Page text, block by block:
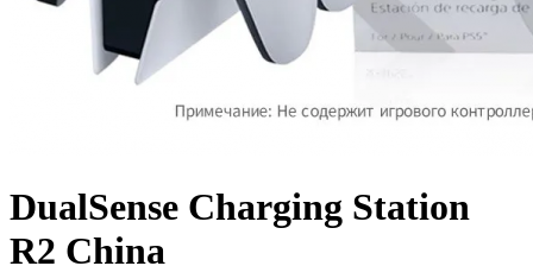
DualSense Charging Station
R2 China